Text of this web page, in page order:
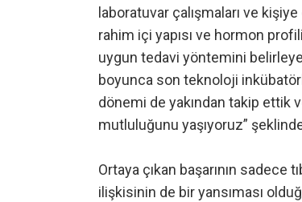
laboratuvar çalışmaları ve
rahim içi yapısı ve hormon
uygun tedavi yöntemini
boyunca son teknoloji
dönemi de yakından takip ettik
mutluluğunu yaşıyoruz”
Ortaya çıkan başarının sadece
ilişkisinin de bir yansıması